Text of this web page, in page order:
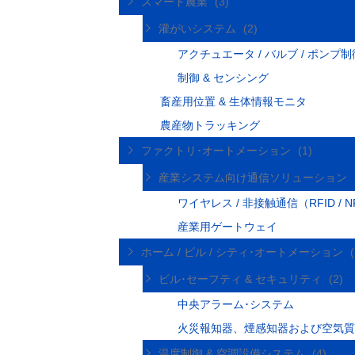
灌がいシステム
(2)
アクチュエータ / バルブ / ポンプ制
制御 & センシング
畜産用位置 & 生体情報モニタ
農産物トラッキング
ファクトリ･オートメーション
(1)
産業システム向け通信ソリューション
ワイヤレス / 非接触通信（RFID /
産業用ゲートウェイ
ホーム / ビル / シティ･オートメーション
ビル･セーフティ & セキュリティ
(2)
中央アラーム･システム
火災報知器、煙感知器および空気